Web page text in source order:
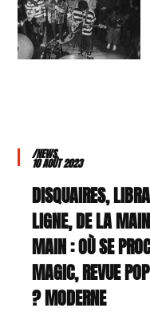
/NEWS
10 AOÛT 2023
DISQUAIRES,
LIGNE, DE LA
MAIN : OÙ SE
MAGIC, REVUE POP
MODERNE ?